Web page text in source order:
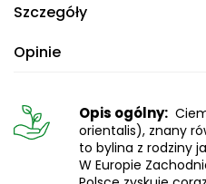
Szczegóły
Opinie
Opis ogólny:
orientalis), znany
to bylina z rodziny
W Europie